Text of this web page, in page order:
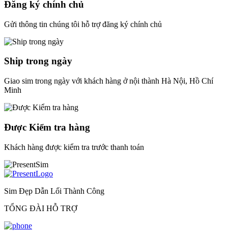
Đăng ký chính chủ
Gửi thông tin chúng tôi hỗ trợ đăng ký chính chủ
Ship trong ngày
Giao sim trong ngày với khách hàng ở nội thành Hà Nội, Hồ Chí
Minh
Được Kiểm tra hàng
Khách hàng được kiểm tra trước thanh toán
Sim Đẹp Dẫn Lối Thành Công
TỔNG ĐÀI HỖ TRỢ